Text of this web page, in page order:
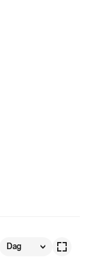
Dag